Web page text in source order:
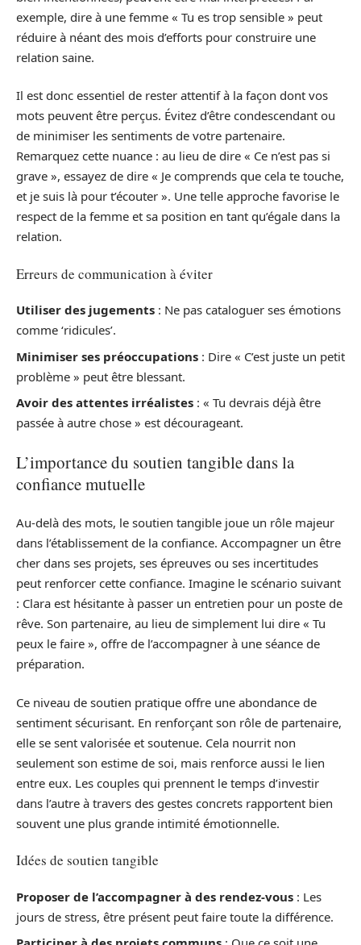
exemple, dire à une femme « Tu es trop sensible » peut
réduire à néant des mois d’efforts pour construire une
relation saine.
Il est donc essentiel de rester attentif à la façon dont vos
mots peuvent être perçus. Évitez d’être condescendant ou
de minimiser les sentiments de votre partenaire.
Remarquez cette nuance : au lieu de dire « Ce n’est pas si
grave », essayez de dire « Je comprends que cela te touche,
et je suis là pour t’écouter ». Une telle approche favorise le
respect de la femme et sa position en tant qu’égale dans la
relation.
Erreurs de communication à éviter
Utiliser des jugements : Ne pas cataloguer ses émotions
comme ‘ridicules’.
Minimiser ses préoccupations : Dire « C’est juste un petit
problème » peut être blessant.
Avoir des attentes irréalistes : « Tu devrais déjà être
passée à autre chose » est décourageant.
L’importance du soutien tangible dans la
confiance mutuelle
Au-delà des mots, le soutien tangible joue un rôle majeur
dans l’établissement de la confiance. Accompagner un être
cher dans ses projets, ses épreuves ou ses incertitudes
peut renforcer cette confiance. Imagine le scénario suivant
: Clara est hésitante à passer un entretien pour un poste de
rêve. Son partenaire, au lieu de simplement lui dire « Tu
peux le faire », offre de l’accompagner à une séance de
préparation.
Ce niveau de soutien pratique offre une abondance de
sentiment sécurisant. En renforçant son rôle de partenaire,
elle se sent valorisée et soutenue. Cela nourrit non
seulement son estime de soi, mais renforce aussi le lien
entre eux. Les couples qui prennent le temps d’investir
dans l’autre à travers des gestes concrets rapportent bien
souvent une plus grande intimité émotionnelle.
Idées de soutien tangible
Proposer de l’accompagner à des rendez-vous : Les
jours de stress, être présent peut faire toute la différence.